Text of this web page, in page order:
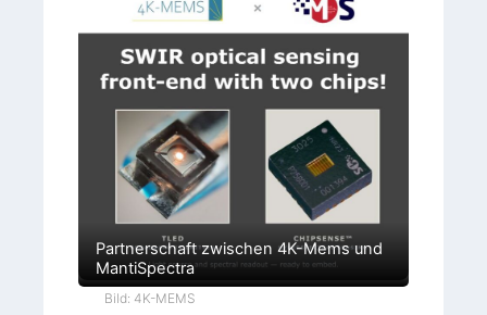
Partnerschaft zwischen 4K-Mems und
MantiSpectra
Bild: 4K-MEMS